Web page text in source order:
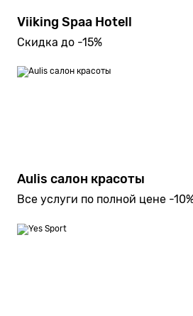
Viiking Spaa Hotell
Скидка до -15%
Aulis салон красоты
Все услуги по полной цене -